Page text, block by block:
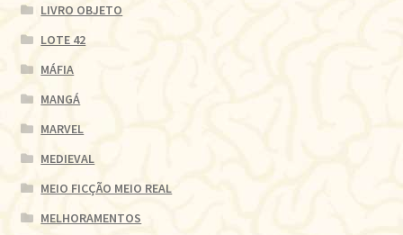
LIVRO OBJETO
LOTE 42
MÁFIA
MANGÁ
MARVEL
MEDIEVAL
MEIO FICÇÃO MEIO REAL
MELHORAMENTOS